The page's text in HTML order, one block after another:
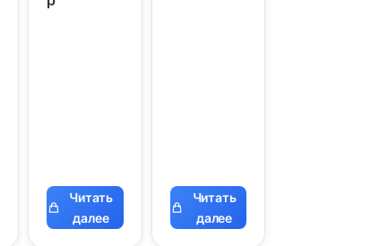
Читать
далее
Читать
далее